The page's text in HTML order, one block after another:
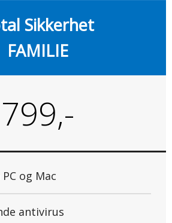
Sikkerhet
FAMILIE
799,-
og Mac
antivirus